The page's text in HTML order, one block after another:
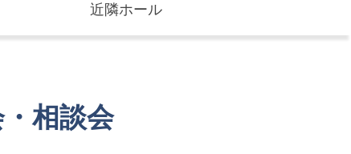
近隣ホール
相談会